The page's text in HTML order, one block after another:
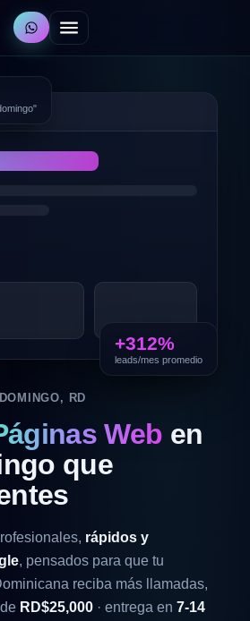
RD
Web en
que
rápidos y
, pensados para que tu
reciba más llamadas,
RD$25,000 · entrega en 7-14
+312%
leads/mes promedio